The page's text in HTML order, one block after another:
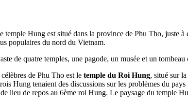
Hung est situé dans la province de Phu Tho, juste
populaires du nord du Vietnam.
de quatre temples, une pagode, un musée et un
de Phu Tho est le temple du Roi Hung, situé sur
Hung tenaient des discussions sur les problèmes du
lieu de repos au 6ème roi Hung. Le paysage du temple